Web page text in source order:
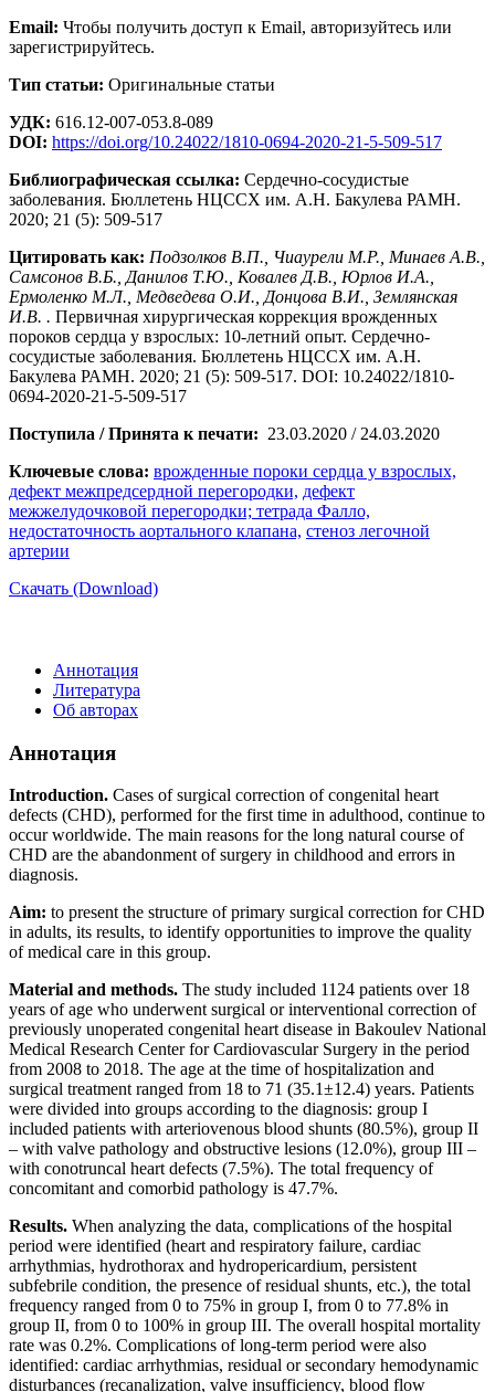
Email: Чтобы получить доступ к Email, авторизуйтесь или
зарегистрируйтесь.
Тип статьи: Оригинальные статьи
УДК: 616.12-007-053.8-089
DOI: https://doi.org/10.24022/1810-0694-2020-21-5-509-517
Библиографическая ссылка: Сердечно-сосудистые
заболевания. Бюллетень НЦССХ им. А.Н. Бакулева РАМН.
2020; 21 (5): 509-517
Цитировать как: Подзолков В.П., Чиаурели М.Р., Минаев А.В.,
Самсонов В.Б., Данилов Т.Ю., Ковалев Д.В., Юрлов И.А.,
Ермоленко М.Л., Медведева О.И., Донцова В.И., Землянская
И.В. . Первичная хирургическая коррекция врожденных
пороков сердца у взрослых: 10-летний опыт. Сердечно-
сосудистые заболевания. Бюллетень НЦССХ им. А.Н.
Бакулева РАМН. 2020; 21 (5): 509-517. DOI: 10.24022/1810-
0694-2020-21-5-509-517
Поступила / Принята к печати: 23.03.2020 / 24.03.2020
Ключевые слова: врожденные пороки сердца у взрослых,
дефект межпредсердной перегородки, дефект
межжелудочковой перегородки; тетрада Фалло,
недостаточность аортального клапана, стеноз легочной
артерии
Скачать (Download)
Аннотация
Литература
Об авторах
Аннотация
Introduction. Cases of surgical correction of congenital heart
defects (CHD), performed for the first time in adulthood, continue to
occur worldwide. The main reasons for the long natural course of
CHD are the abandonment of surgery in childhood and errors in
diagnosis.
Aim: to present the structure of primary surgical correction for CHD
in adults, its results, to identify opportunities to improve the quality
of medical care in this group.
Material and methods. The study included 1124 patients over 18
years of age who underwent surgical or interventional correction of
previously unoperated congenital heart disease in Bakoulev National
Medical Research Center for Cardiovascular Surgery in the period
from 2008 to 2018. The age at the time of hospitalization and
surgical treatment ranged from 18 to 71 (35.1±12.4) years. Patients
were divided into groups according to the diagnosis: group I
included patients with arteriovenous blood shunts (80.5%), group II
– with valve pathology and obstructive lesions (12.0%), group III –
with conotruncal heart defects (7.5%). The total frequency of
concomitant and comorbid pathology is 47.7%.
Results. When analyzing the data, complications of the hospital
period were identified (heart and respiratory failure, cardiac
arrhythmias, hydrothorax and hydropericardium, persistent
subfebrile condition, the presence of residual shunts, etc.), the total
frequency ranged from 0 to 75% in group I, from 0 to 77.8% in
group II, from 0 to 100% in group III. The overall hospital mortality
rate was 0.2%. Complications of long-term period were also
identified: cardiac arrhythmias, residual or secondary hemodynamic
disturbances (recanalization, valve insufficiency, blood flow